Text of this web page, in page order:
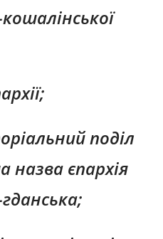
поділ
назва єпархія